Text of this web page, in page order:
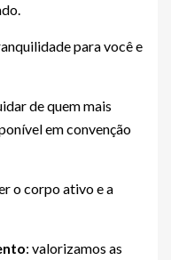
para você e
de quem mais
em convenção
o corpo ativo e a
: valorizamos as